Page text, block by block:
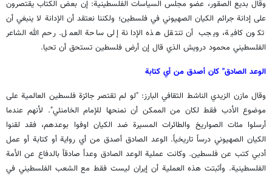
وقال بديع الصقور، عضو مجلس السياسات الفلسطينية: إن بعض الكتاب يقتصرون
على إدانة جرائم الكيان الصهيوني في فلسطين؛ ولكننا نعتقد أن الإدانة لا ينبغي أن
تكون كافية، ويجب أن تنتقل هذه الإدانة إلى ساحة العمل. رحم الله الشاعر
الفلسطيني محمود درويش الذي قال إن أرض فلسطين تستحق أن تحيا.
الوعد الصادق" كان أصدق من أي كتابة
وقال مازن الزيدي الناشط الثقافي البارز: "لو لم تقتصر جائزة فلسطين العالمية على
موضوع الأدب فقط لكان من الممكن أن نمنحها للإمام الخامنئي". لأنهم عندما
أرسلوا مئات الصواريخ والطائرات المسيرة ضد الكيان اوفوا بوعدهم، فقد لقنوا
الكيان الصهيوني درساً تاريخياً. الوعد الصادق أصدق من أي رواية أو كتابة أو عمل
أدبي كتب عن فلسطين. وكانت عملية الوعد الصادق وعداً صادقاً بالدفاع عن الأمة
الفلسطينية. وأثبتت هذه العملية أن إيران ليست فقط مع الشعب الفلسطيني في